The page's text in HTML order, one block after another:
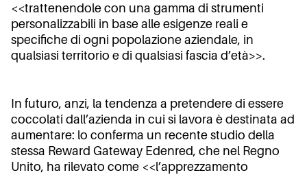
<<trattenendole con una gamma di strumenti
personalizzabili in base alle esigenze reali e
specifiche di ogni popolazione aziendale, in
qualsiasi territorio e di qualsiasi fascia d’età>>.
In futuro, anzi, la tendenza a pretendere di essere
coccolati dall’azienda in cui si lavora è destinata ad
aumentare: lo conferma un recente studio della
stessa Reward Gateway Edenred, che nel Regno
Unito, ha rilevato come <<l’apprezzamento